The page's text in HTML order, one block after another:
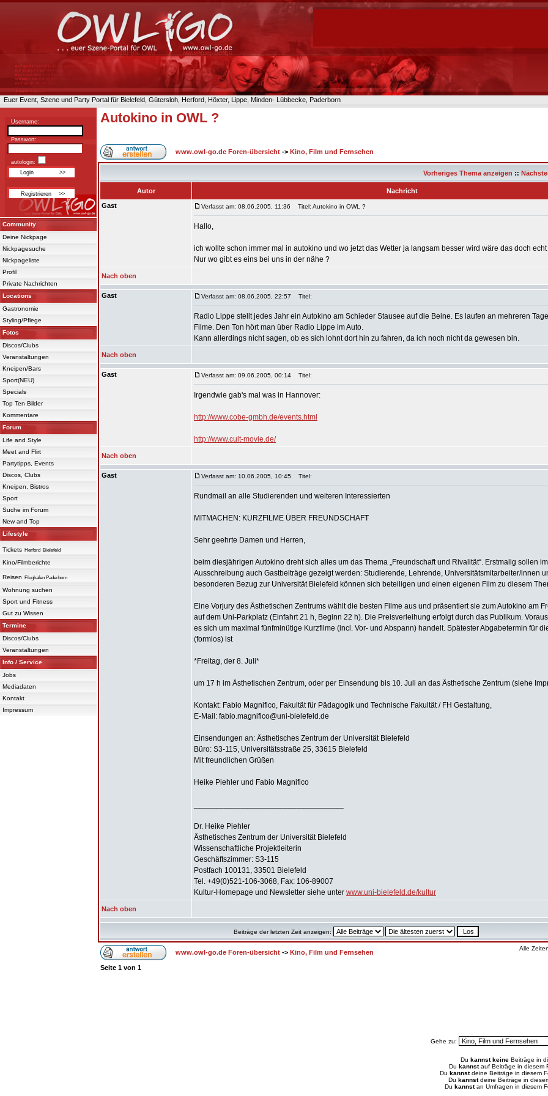
Euer Event, Szene und Party Portal für Bielefeld, Gütersloh, Herford, Höxter, Lippe, Minden- Lübbecke, Paderborn
Username:
Passwort:
autologin:
Community
Deine Nickpage
Nickpagesuche
Nickpageliste
Profil
Private Nachrichten
Locations
Gastronomie
Styling/Pflege
Fotos
Discos/Clubs
Veranstaltungen
Kneipen/Bars
Sport(NEU)
Specials
Top Ten Bilder
Kommentare
Forum
Life and Style
Meet and Flirt
Partytipps, Events
Discos, Clubs
Kneipen, Bistros
Sport
Suche im Forum
New and Top
Lifestyle
Tickets Herford Bielefeld
Kino/Filmberichte
Reisen Flughafen Paderborn
Wohnung suchen
Sport und Fitness
Gut zu Wissen
Termine
Discos/Clubs
Veranstaltungen
Info / Service
Jobs
Mediadaten
Kontakt
Impressum
Autokino in OWL ?
www.owl-go.de Foren-übersicht -> Kino, Film und Fernsehen
Vorheriges Thema anzeigen ::
Autor
Nachricht
Gast
Verfasst am: 08.06.2005, 11:36 Titel: Autokino in OWL ?
Hallo,
ich wollte schon immer mal in autokino und wo jetzt das Wetter ja langsam besser wird wäre das doch
Nur wo gibt es eins bei uns in der nähe ?
Nach oben
Gast Verfasst am: 08.06.2005, 22:57 Titel:
Radio Lippe stellt jedes Jahr ein Autokino am Schieder Stausee auf die Beine. Es laufen an mehreren
Filme. Den Ton hört man über Radio Lippe im Auto.
Kann allerdings nicht sagen, ob es sich lohnt dort hin zu fahren, da ich noch nicht da gewesen bin.
Nach oben
Gast Verfasst am: 09.06.2005, 00:14 Titel:
Irgendwie gab's mal was in Hannover:
http://www.cobe-gmbh.de/events.html
http://www.cult-movie.de/
Nach oben
Gast Verfasst am: 10.06.2005, 10:45 Titel:
Rundmail an alle Studierenden und weiteren Interessierten
MITMACHEN: KURZFILME ÜBER FREUNDSCHAFT
Sehr geehrte Damen und Herren,
beim diesjährigen Autokino dreht sich alles um das Thema „Freundschaft und Rivalität“. Erstmalig sollen
Ausschreibung auch Gastbeiträge gezeigt werden: Studierende, Lehrende, Universitätsmitarbeiter/innen
besonderen Bezug zur Universität Bielefeld können sich beteiligen und einen eigenen Film zu diesem
Eine Vorjury des Ästhetischen Zentrums wählt die besten Filme aus und präsentiert sie zum Autokino am
auf dem Uni-Parkplatz (Einfahrt 21 h, Beginn 22 h). Die Preisverleihung erfolgt durch das Publikum.
es sich um maximal fünfminütige Kurzfilme (incl. Vor- und Abspann) handelt. Spätester Abgabetermin für
(formlos) ist
*Freitag, der 8. Juli*
um 17 h im Ästhetischen Zentrum, oder per Einsendung bis 10. Juli an das Ästhetische Zentrum (siehe
Kontakt: Fabio Magnifico, Fakultät für Pädagogik und Technische Fakultät / FH Gestaltung,
E-Mail: fabio.magnifico@uni-bielefeld.de
Einsendungen an: Ästhetisches Zentrum der Universität Bielefeld
Büro: S3-115, Universitätsstraße 25, 33615 Bielefeld
Mit freundlichen Grüßen
Heike Piehler und Fabio Magnifico
Dr. Heike Piehler
Ästhetisches Zentrum der Universität Bielefeld
Wissenschaftliche Projektleiterin
Geschäftszimmer: S3-115
Postfach 100131, 33501 Bielefeld
Tel. +49(0)521-106-3068, Fax: 106-89007
Kultur-Homepage und Newsletter siehe unter www.uni-bielefeld.de/kultur
Nach oben
Beiträge der letzten Zeit anzeigen:
www.owl-go.de Foren-übersicht -> Kino, Film und Fernsehen
Alle
Seite 1 von 1
Gehe zu:
Du kannst keine Beiträge in
Du kannstauf Beiträge in diesem
Du kannstdeine Beiträge in diesem
Du kannstdeine Beiträge in
Du kannstan Umfragen in diesem